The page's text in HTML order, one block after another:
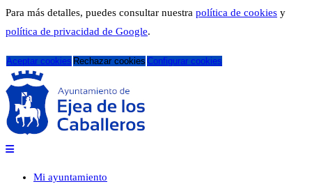
Para más detalles, puedes consultar nuestra política de cookies y
política de privacidad de Google.
Aceptar cookies Rechazar cookies Configurar cookies
Mi ayuntamiento